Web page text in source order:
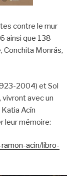
contre le mur
ainsi que 138
Conchita Monrás,
2004) et Sol
avec un
Acín
leur mémoire:
acin/libro-